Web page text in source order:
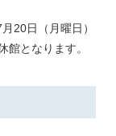
20日（月曜日）
館となります。